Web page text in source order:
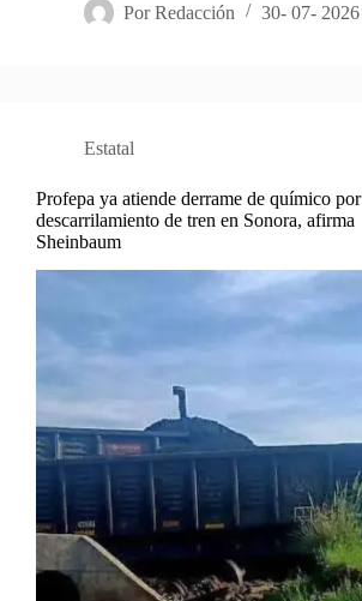
Por Redacción 30- 07- 2026
Estatal
Profepa ya atiende derrame de químico por
descarrilamiento de tren en Sonora, afirma
Sheinbaum